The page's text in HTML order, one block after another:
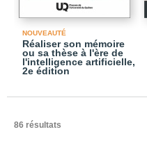
NOUVEAUTÉ
Réaliser son mémoire
ou sa thèse à l'ère de
l'intelligence artificielle,
2e édition
86 résultats